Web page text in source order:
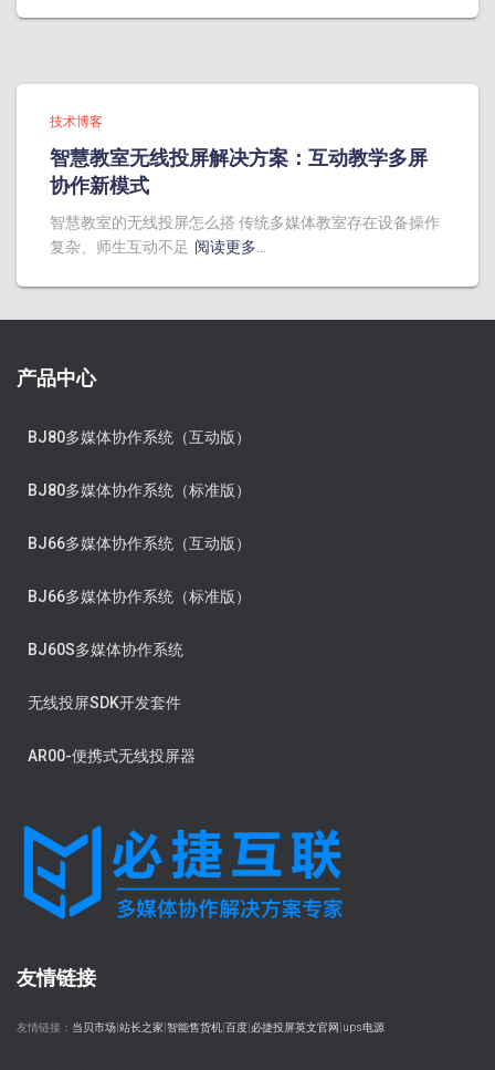
技术博客
智慧教室无线投屏解决方案：互动教学多屏
协作新模式
智慧教室的无线投屏怎么搭 传统多媒体教室存在设备操作
复杂、师生互动不足 阅读更多…
产品中心
BJ80多媒体协作系统（互动版）
BJ80多媒体协作系统（标准版）
BJ66多媒体协作系统（互动版）
BJ66多媒体协作系统（标准版）
BJ60S多媒体协作系统
无线投屏SDK开发套件
AR00-便携式无线投屏器
友情链接
友情链接： 当贝市场 站长之家 智能售货机 百度 必捷投屏英文官网 ups电源